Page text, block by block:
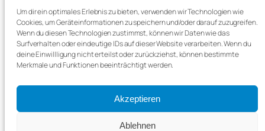
Um dir ein optimales Erlebnis zu bieten, verwenden wir Technologien wie
Cookies, um Geräteinformationen zu speichern und/oder darauf zuzugreifen.
Wenn du diesen Technologien zustimmst, können wir Daten wie das
Surfverhalten oder eindeutige IDs auf dieser Website verarbeiten. Wenn du
deine Einwillligung nicht erteilst oder zurückziehst, können bestimmte
Merkmale und Funktionen beeinträchtigt werden.
Akzeptieren
Ablehnen
Einfacher Workflow: Dokumente direkt
aus CGM TURBOMED archivieren
Praxisbeispiele: Automatische
Archivierung, Volltextsuche & digitale
Signatur